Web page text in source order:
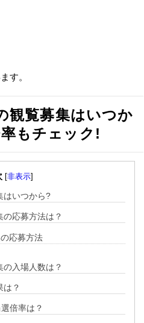
す。
観覧募集はいつか
もチェック!
[非表示]
はいつから?
応募方法は？
応募方法
入場人数は？
は？
倍率は？